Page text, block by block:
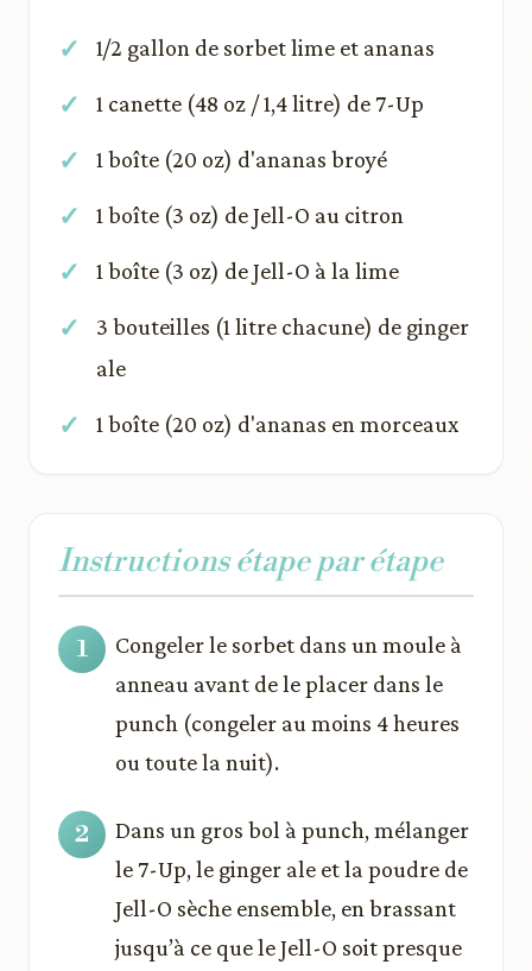
1/2 gallon de sorbet lime et ananas
1 canette (48 oz / 1,4 litre) de 7-Up
1 boîte (20 oz) d'ananas broyé
1 boîte (3 oz) de Jell-O au citron
1 boîte (3 oz) de Jell-O à la lime
3 bouteilles (1 litre chacune) de ginger
ale
1 boîte (20 oz) d'ananas en morceaux
Instructions étape par étape
Congeler le sorbet dans un moule à
anneau avant de le placer dans le
punch (congeler au moins 4 heures
ou toute la nuit).
Dans un gros bol à punch, mélanger
le 7-Up, le ginger ale et la poudre de
Jell-O sèche ensemble, en brassant
jusqu’à ce que le Jell-O soit presque